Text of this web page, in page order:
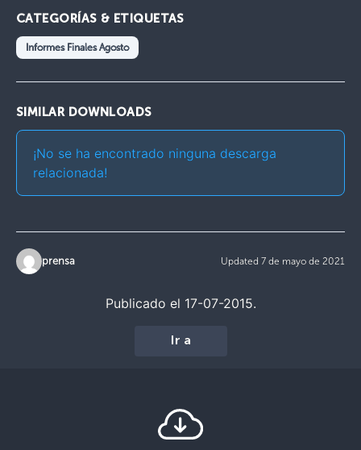
CATEGORÍAS & ETIQUETAS
Informes Finales Agosto
SIMILAR DOWNLOADS
¡No se ha encontrado ninguna descarga
relacionada!
prensa Updated 7 de mayo de 2021
Publicado el 17-07-2015.
Ir a